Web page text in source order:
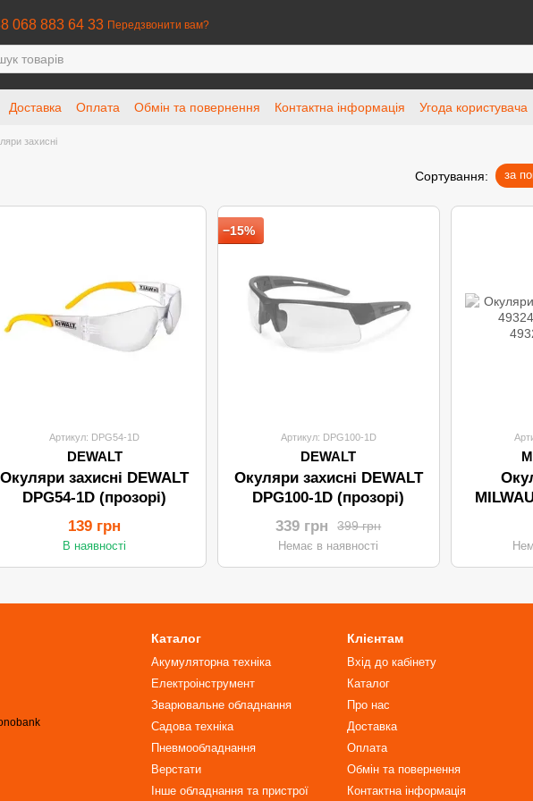
068 883 64 33 Передзвонити вам?
Доставка Оплата Обмін та повернення Контактна інформація Угода користувача
захисні
Сортування: за
Артикул: DPG54-1D
DEWALT
Окуляри захисні DEWALT
DPG54-1D (прозорі)
139 грн
В наявності
−15%
Артикул: DPG100-1D
DEWALT
Окуляри захисні DEWALT
DPG100-1D (прозорі)
399 грн
339 грн
Немає в наявності
Каталог
Акумуляторна техніка
Електроінструмент
Зварювальне обладнання
Садова техніка
Пневмообладнання
Верстати
Інше обладнання та пристрої
Клієнтам
Вхід до кабінету
Каталог
Про нас
Доставка
Оплата
Обмін та повернення
Контактна інформація